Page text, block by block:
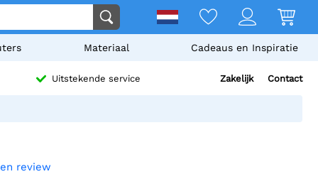
Materiaal Cadeaus en Inspiratie
Uitstekende service Zakelijk Contact
review